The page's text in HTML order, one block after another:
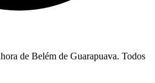
de Belém de Guarapuava. Todos